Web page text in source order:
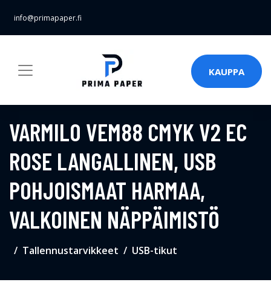
info@primapaper.fi
KAUPPA
VARMILO VEM88 CMYK V2 EC
ROSE LANGALLINEN, USB
POHJOISMAAT HARMAA,
VALKOINEN NÄPPÄIMISTÖ
Tallennustarvikkeet USB-tikut